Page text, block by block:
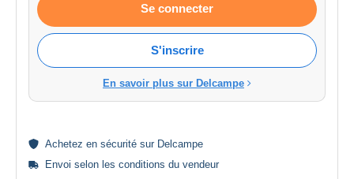
Se connecter
S'inscrire
En savoir plus sur Delcampe
Achetez en sécurité sur Delcampe
Envoi selon les conditions du vendeur